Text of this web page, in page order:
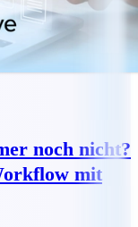
noch nicht?
mit